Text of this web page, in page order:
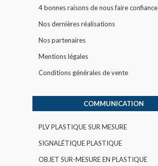
4 bonnes raisons de nous faire confiance
Nos dernières réalisations
Nos partenaires
Mentions légales
Conditions générales de vente
COMMUNICATION
PLV PLASTIQUE SUR MESURE
SIGNALÉTIQUE PLASTIQUE
OBJET SUR-MESURE EN PLASTIQUE